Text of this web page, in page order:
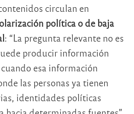
circulan en
política o de baja
: “La pregunta relevante no es
producir información
esa información
las personas ya tienen
identidades políticas